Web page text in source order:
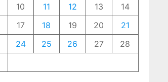
10 11 12 13
14
17 18 19 20
21
24 25 26 27
28